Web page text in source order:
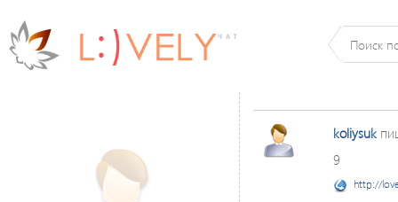
koliysuk
9
http://